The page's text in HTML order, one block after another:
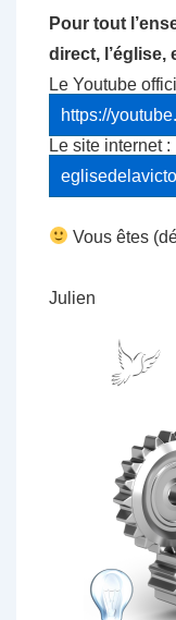
Pour tout
direct, l’église,
Le Youtube
https://
Le site internet :
Vous êtes
Julien